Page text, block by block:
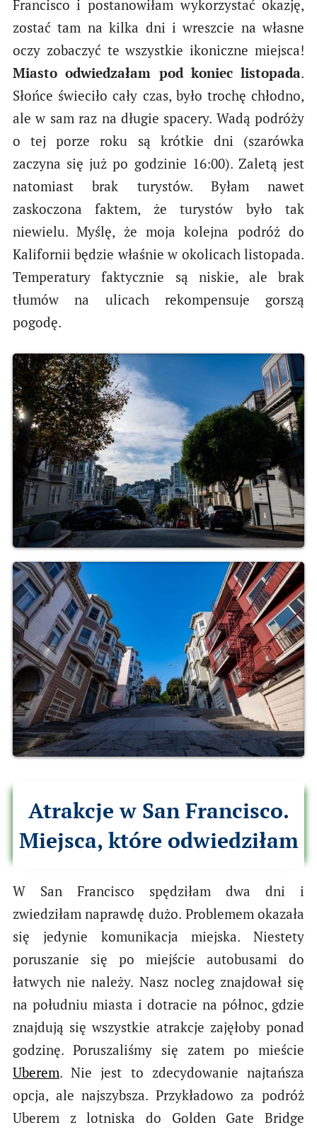
Francisco i postanowiłam wykorzystać okazję,
zostać tam na kilka dni i wreszcie na własne
oczy zobaczyć te wszystkie ikoniczne miejsca!
Miasto odwiedzałam pod koniec listopada.
Słońce świeciło cały czas, było trochę chłodno,
ale w sam raz na długie spacery. Wadą podróży
o tej porze roku są krótkie dni (szarówka
zaczyna się już po godzinie 16:00). Zaletą jest
natomiast brak turystów. Byłam nawet
zaskoczona faktem, że turystów było tak
niewielu. Myślę, że moja kolejna podróż do
Kalifornii będzie właśnie w okolicach listopada.
Temperatury faktycznie są niskie, ale brak
tłumów na ulicach rekompensuje gorszą
pogodę.
Atrakcje w San Francisco.
Miejsca, które odwiedziłam
W San Francisco spędziłam dwa dni i
zwiedziłam naprawdę dużo. Problemem okazała
się jedynie komunikacja miejska. Niestety
poruszanie się po miejście autobusami do
łatwych nie należy. Nasz nocleg znajdował się
na południu miasta i dotracie na północ, gdzie
znajdują się wszystkie atrakcje zajęłoby ponad
godzinę. Poruszaliśmy się zatem po mieście
Uberem. Nie jest to zdecydowanie najtańsza
opcja, ale najszybsza. Przykładowo za podróż
Uberem z lotniska do Golden Gate Bridge